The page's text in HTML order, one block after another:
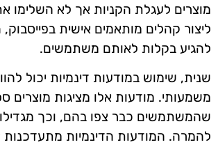
מוצרים לעגלת הקניות אך לא השלימו
ליצור קהלים מותאמים אישית
להגיע בקלות לאותם משתמשים.
שנית, שימוש במודעות דינמיות יכול
משמעותי. מודעות אלו מציגות מוצרים
שהמשתמשים כבר צפו בהם, וכך
להמרה. המודעות הדינמיות מתעדכנות